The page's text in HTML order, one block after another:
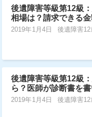
後遺障害等級第12級
相場は？請求できる
2019年1月4日 後遺障害
後遺障害等級第12級
ら？医師が診断書を
2019年1月4日 後遺障害